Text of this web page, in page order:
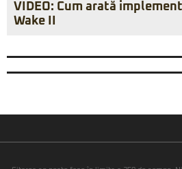
VIDEO: Cum arată
Wake II